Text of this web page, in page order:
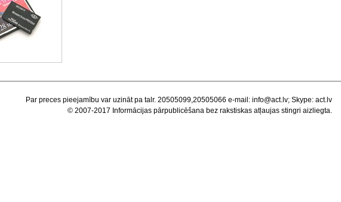
Par preces pieejamību var uzināt pa talr. 20505099,20505066 e-mail: info@act.lv; Skype: act.lv
© 2007-2017 Informācijas pārpublicēšana bez rakstiskas atļaujas stingri aizliegta.